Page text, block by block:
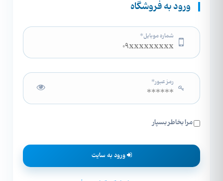
ورود به فروشگاه
شماره موبایل*
رمز عبور*
مرا بخاطر بسپار
ورود به سایت